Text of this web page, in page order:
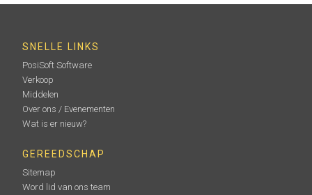
SNELLE LINKS
PosiSoft Software
Verkoop
Middelen
Over ons / Evenementen
Wat is er nieuw?
GEREEDSCHAP
Sitemap
Word lid van ons team